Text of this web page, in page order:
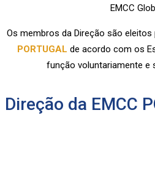
EMCC
Os membros da Direção são
PORTUGAL de acordo com os
função voluntariamente e
Direção da EMCC